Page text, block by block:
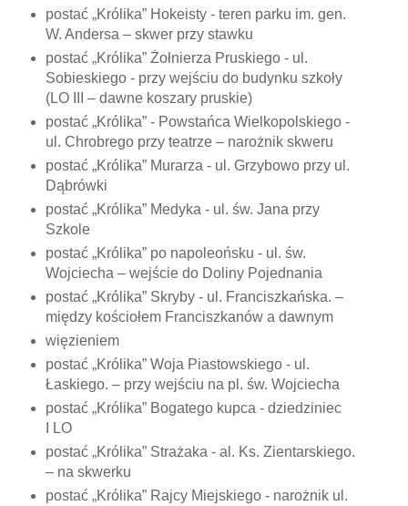
postać „Królika” Hokeisty - teren parku im. gen.
W. Andersa – skwer przy stawku
postać „Królika” Żołnierza Pruskiego - ul.
Sobieskiego - przy wejściu do budynku szkoły
(LO III – dawne koszary pruskie)
postać „Królika” - Powstańca Wielkopolskiego -
ul. Chrobrego przy teatrze – narożnik skweru
postać „Królika” Murarza - ul. Grzybowo przy ul.
Dąbrówki
postać „Królika” Medyka - ul. św. Jana przy
Szkole
postać „Królika” po napoleońsku - ul. św.
Wojciecha – wejście do Doliny Pojednania
postać „Królika” Skryby - ul. Franciszkańska. –
między kościołem Franciszkanów a dawnym
więzieniem
postać „Królika” Woja Piastowskiego - ul.
Łaskiego. – przy wejściu na pl. św. Wojciecha
postać „Królika” Bogatego kupca - dziedziniec
I LO
postać „Królika” Strażaka - al. Ks. Zientarskiego.
– na skwerku
postać „Królika” Rajcy Miejskiego - narożnik ul.